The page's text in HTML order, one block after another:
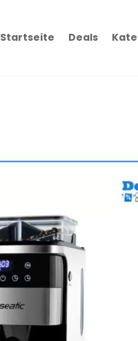
Startseite Deals